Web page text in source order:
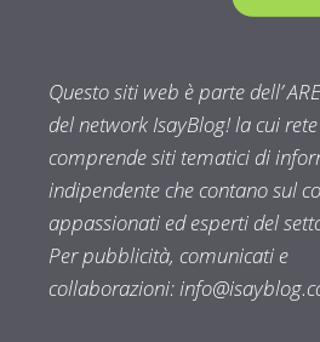
Questo siti web è parte dell’
del network IsayBlog! la cui
comprende siti tematici di
indipendente che contano sul
appassionati ed esperti del
Per pubblicità, comunicati e
collaborazioni: